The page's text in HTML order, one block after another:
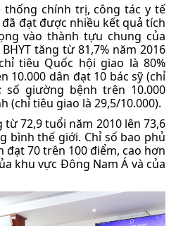
thống chính trị, công tác y tế
đạt được nhiều kết quả tích
vào thành tựu chung của
tăng từ 81,7% năm 2016
tiêu Quốc hội giao là 80%
10.000 dân đạt 10 bác sỹ (chỉ
số giường bệnh trên 10.000
(chỉ tiêu giao là 29,5/10.000).
72,9 tuổi năm 2010 lên 73,6
bình thế giới. Chỉ số bao phủ
đạt 70 trên 100 điểm, cao hơn
khu vực Đông Nam Á và của